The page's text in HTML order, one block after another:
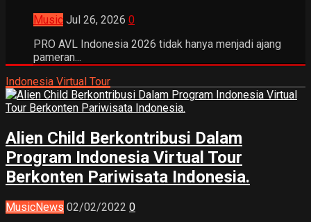
Music Jul 26, 2026 0
PRO AVL Indonesia 2026 tidak hanya menjadi ajang
pameran...
Indonesia Virtual Tour
Alien Child Berkontribusi Dalam
Program Indonesia Virtual Tour
Berkonten Pariwisata Indonesia.
MusicNews 02/02/2022 0